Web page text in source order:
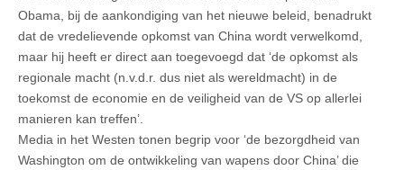
Obama, bij de aankondiging van het nieuwe beleid, benadrukt
dat de vredelievende opkomst van China wordt verwelkomd,
maar hij heeft er direct aan toegevoegd dat ‘de opkomst als
regionale macht (n.v.d.r. dus niet als wereldmacht) in de
toekomst de economie en de veiligheid van de VS op allerlei
manieren kan treffen’.
Media in het Westen tonen begrip voor ‘de bezorgdheid van
Washington om de ontwikkeling van wapens door China’ die